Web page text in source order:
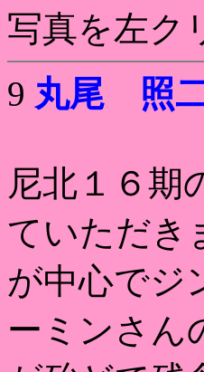
写真を左ク
9 丸尾 照
尼北１６期
ていただき
が中心でジ
ーミンさん